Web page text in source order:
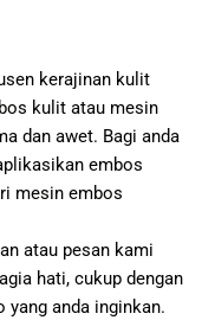
kerajinan kulit
kulit atau mesin
dan awet. Bagi anda
embos
mesin embos
atau pesan kami
hati, cukup dengan
yang anda inginkan.